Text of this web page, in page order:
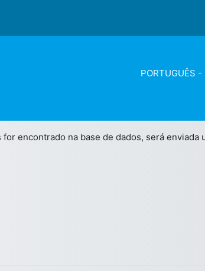
PORTUGUÊS
encontrado na base de dados, será enviada